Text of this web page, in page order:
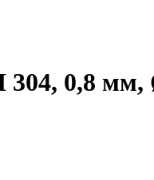
304, 0,8